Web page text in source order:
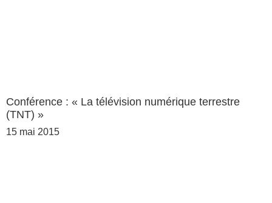
Conférence : « La télévision numérique terrestre
(TNT) »
15 mai 2015